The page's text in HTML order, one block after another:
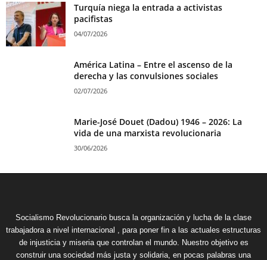
Turquía niega la entrada a activistas
pacifistas
04/07/2026
América Latina – Entre el ascenso de la
derecha y las convulsiones sociales
02/07/2026
Marie-José Douet (Dadou) 1946 – 2026: La
vida de una marxista revolucionaria
30/06/2026
Socialismo Revolucionario busca la organización y lucha de la clase
trabajadora a nivel internacional , para poner fin a las actuales estructuras
de injusticia y miseria que controlan el mundo. Nuestro objetivo es
construir una sociedad más justa y solidaria, en pocas palabras una